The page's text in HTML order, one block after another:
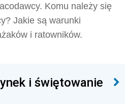
Komu należy się
Jakie są warunki
i ratowników.
i świętowanie